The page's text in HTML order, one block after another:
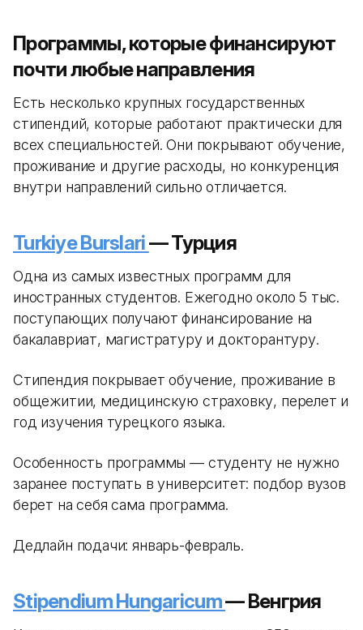
Программы, которые финансируют
почти любые направления
Есть несколько крупных государственных
стипендий, которые работают практически для
всех специальностей. Они покрывают обучение,
проживание и другие расходы, но конкуренция
внутри направлений сильно отличается.
Turkiye Burslari— Турция
Одна из самых известных программ для
иностранных студентов. Ежегодно около 5 тыс.
поступающих получают финансирование на
бакалавриат, магистратуру и докторантуру.
Стипендия покрывает обучение, проживание в
общежитии, медицинскую страховку, перелет и
год изучения турецкого языка.
Особенность программы — студенту не нужно
заранее поступать в университет: подбор вузов
берет на себя сама программа.
Дедлайн подачи: январь-февраль.
Stipendium Hungaricum— Венгрия